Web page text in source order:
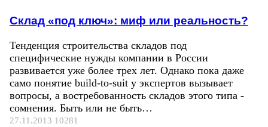
Склад «под ключ»: миф или реальность?
Тенденция строительства складов под
специфические нужды компании в России
развивается уже более трех лет. Однако пока даже
само понятие build-to-suit у экспертов вызывает
вопросы, а востребованность складов этого типа -
сомнения. Быть или не быть…
27.11.2013 10281